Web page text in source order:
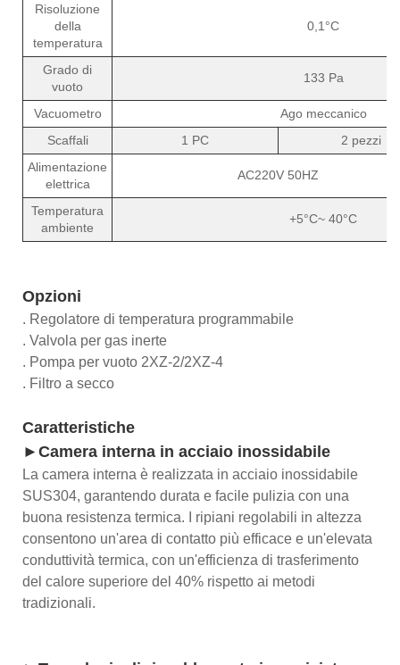
Risoluzione
della
temperatura
0,1°C
Grado di
vuoto
133 Pa
Vacuometro
Ago meccanico
Scaffali
1 PC
2 pezzi
Alimentazione
elettrica
AC220V 50HZ
Temperatura
ambiente
+5°C~ 40°C
Opzioni
. Regolatore di temperatura programmabile
. Valvola per gas inerte
. Pompa per vuoto 2XZ-2/2XZ-4
. Filtro a secco
Caratteristiche
►Camera interna in acciaio inossidabile
La camera interna è realizzata in acciaio inossidabile
SUS304, garantendo durata e facile pulizia con una
buona resistenza termica. I ripiani regolabili in altezza
consentono un'area di contatto più efficace e un'elevata
conduttività termica, con un'efficienza di trasferimento
del calore superiore del 40% rispetto ai metodi
tradizionali.